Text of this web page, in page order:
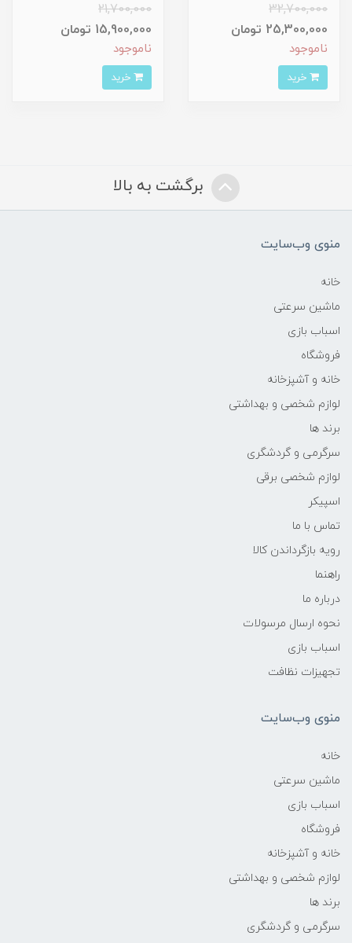
32,700,000
25,300,000 تومان
ناموجود
21,700,000
15,900,000 تومان
ناموجود
برگشت به بالا
منوی وب‌سایت
خانه
ماشین سرعتی
اسباب بازی
فروشگاه
خانه و آشپزخانه
لوازم شخصی و بهداشتی
برند ها
سرگرمی و گردشگری
لوازم شخصی برقی
اسپیکر
تماس با ما
رویه بازگرداندن کالا
راهنما
درباره ما
نحوه ارسال مرسولات
اسباب بازی
تجهیزات نظافت
منوی وب‌سایت
خانه
ماشین سرعتی
اسباب بازی
فروشگاه
خانه و آشپزخانه
لوازم شخصی و بهداشتی
برند ها
سرگرمی و گردشگری